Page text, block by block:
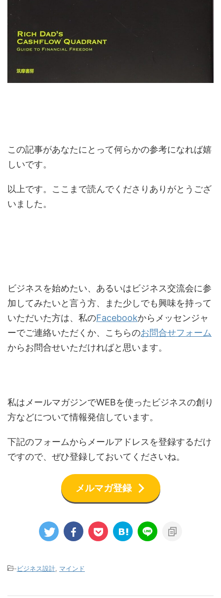
この記事があなたにとって何らかの参考になれば嬉
しいです。
以上です。ここまで読んでくださりありがとうござ
いました。
ビジネスを始めたい、あるいはビジネス交流会に参
加してみたいと言う方、また少しでも興味を持って
いただいた方は、私のFacebookからメッセンジャ
ーでご連絡いただくか、こちらのお問合せフォーム
からお問合せいただければと思います。
私はメールマガジンでWEBを使ったビジネスの創り
方などについて情報発信しています。
下記のフォームからメールアドレスを登録するだけ
ですので、ぜひ登録しておいてくださいね。
メルマガ登録
-ビジネス設計 マインド